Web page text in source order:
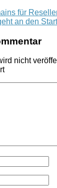
für
an den Start
nicht